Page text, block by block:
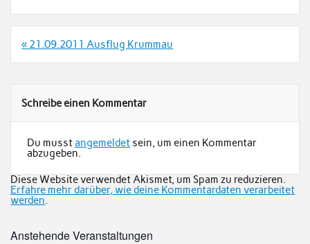
Beitrags-
« 21.09.2011 Ausflug Krummau
Schreibe einen Kommentar
Du musstangemeldetsein, um einen Kommentar
abzugeben.
Diese Website verwendet Akismet, um Spam zu reduzieren.
Erfahre mehr darüber, wie deine Kommentardaten verarbeitet
werden.
Anstehende Veranstaltungen